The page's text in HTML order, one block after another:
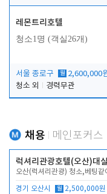
레몬트리호텔
청소1명 (객실26개)
서울 종로구 월 2,600,000
청소 외
경력무관
채용 메인포커스
럭셔리관광호텔(오산)대
오산(럭셔리관광) 청소,베팅같
경기 오산시 월 2,500,000원